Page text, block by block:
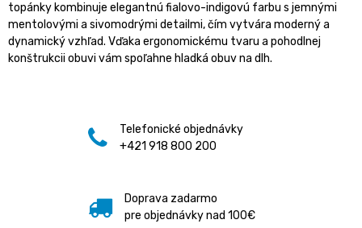
topánky kombinuje elegantnú fialovo-indigovú farbu s jemnými
mentolovými a sivomodrými detailmi, čím vytvára moderný a
dynamický vzhľad. Vďaka ergonomickému tvaru a pohodlnej
konštrukcii obuvi vám spoľahne hladká obuv na dlh.
Telefonické objednávky
+421 918 800 200
Doprava zadarmo
pre objednávky nad 100€